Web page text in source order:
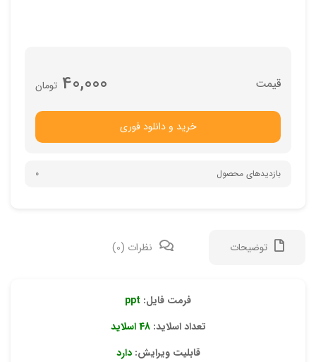
تومان 40,000
خرید و دانلود فوری
بازدیدهای محصول 0
توضیحات نظرات (0)
فرمت فایل: ppt
تعداد اسلاید:48 اسلاید
قابلیت ویرایش:دارد